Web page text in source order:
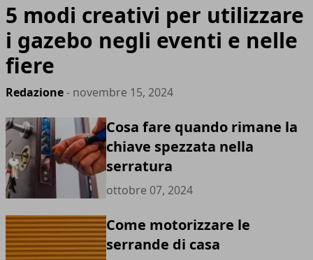
5 modi creativi per utilizzare
i gazebo negli eventi e nelle
fiere
Redazione- novembre 15, 2024
Cosa fare quando rimane la
chiave spezzata nella
serratura
ottobre 07, 2024
Come motorizzare le
serrande di casa